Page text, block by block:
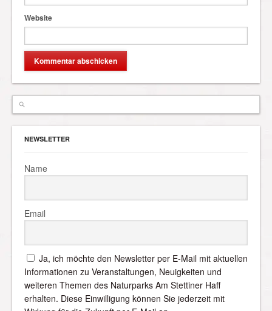
Website
NEWSLETTER
Name
Email
Ja, ich möchte den Newsletter per E-Mail mit aktuellen
Informationen zu Veranstaltungen, Neuigkeiten und
weiteren Themen des Naturparks Am Stettiner Haff
erhalten. Diese Einwilligung können Sie jederzeit mit